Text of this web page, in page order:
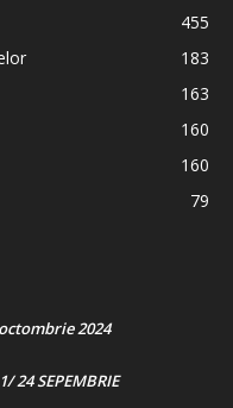
455
183
163
160
160
79
2024
24 SEPEMBRIE